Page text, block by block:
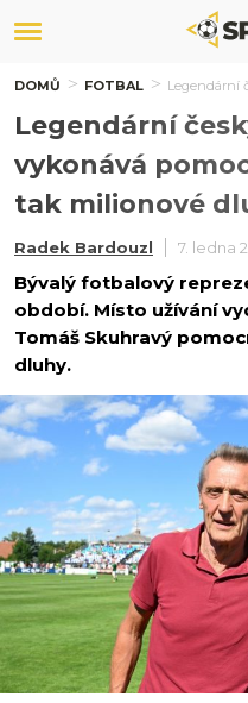
DOMŮ FOTBAL Legendární
Legendární
vykonává
tak milionové
Radek Bardouzl 7. ledna
Bývalý fotbalový
období. Místo užívání
Tomáš Skuhravý
dluhy.